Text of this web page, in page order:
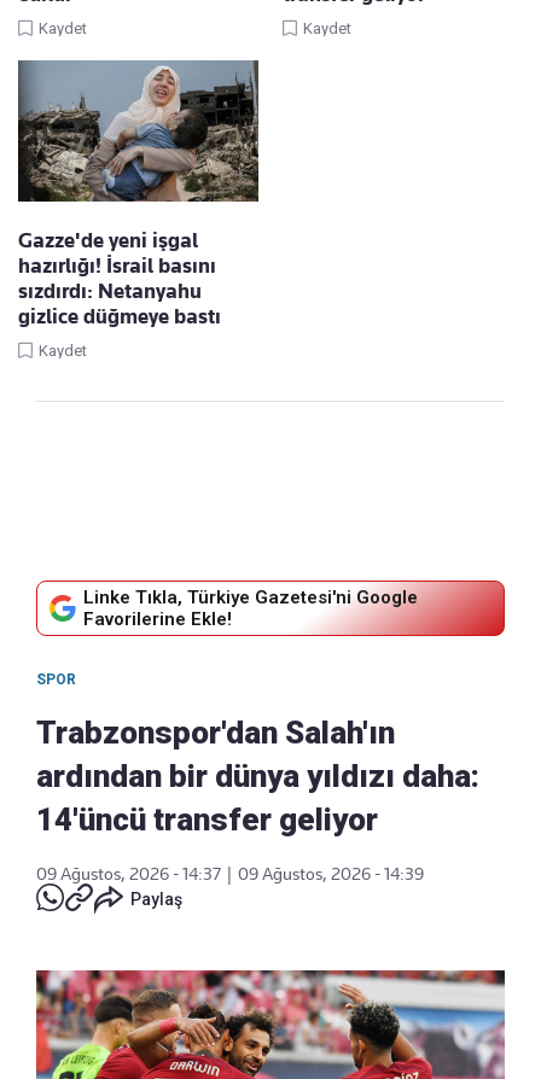
Kaydet Kaydet
Gazze'de yeni işgal
hazırlığı! İsrail basını
sızdırdı: Netanyahu
gizlice düğmeye bastı
Kaydet
Linke Tıkla, Türkiye Gazetesi'ni Google
Favorilerine Ekle!
SPOR
Trabzonspor'dan Salah'ın
ardından bir dünya yıldızı daha:
14'üncü transfer geliyor
09 Ağustos, 2026 - 14:37
09 Ağustos, 2026 - 14:39
Paylaş